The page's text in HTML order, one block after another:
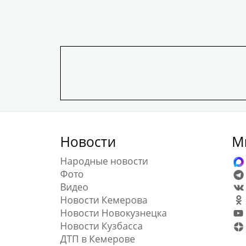
Новости
Народные новости
Фото
Видео
Новости Кемерова
Новости Новокузнецка
Новости Кузбасса
ДТП в Кемерове